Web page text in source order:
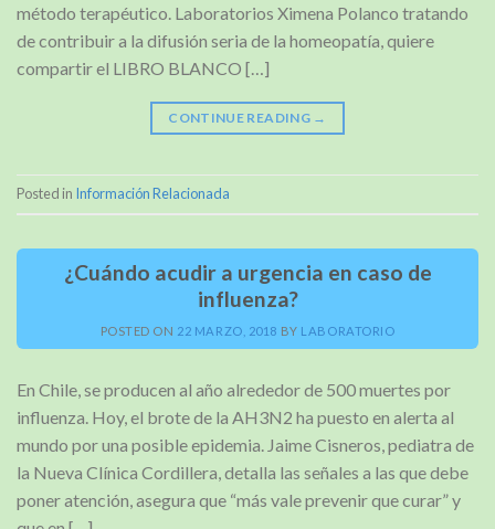
método terapéutico. Laboratorios Ximena Polanco tratando
de contribuir a la difusión seria de la homeopatía, quiere
compartir el LIBRO BLANCO […]
CONTINUE READING →
Posted in Información Relacionada
¿Cuándo acudir a urgencia en caso de
influenza?
POSTED ON 22 MARZO, 2018 BY LABORATORIO
En Chile, se producen al año alrededor de 500 muertes por
influenza. Hoy, el brote de la AH3N2 ha puesto en alerta al
mundo por una posible epidemia. Jaime Cisneros, pediatra de
la Nueva Clínica Cordillera, detalla las señales a las que debe
poner atención, asegura que “más vale prevenir que curar” y